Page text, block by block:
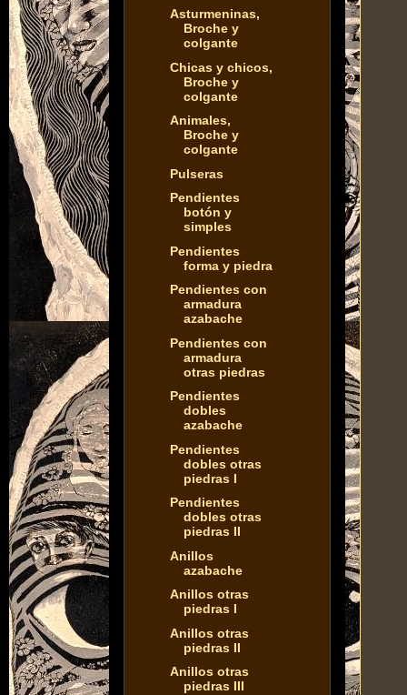
Asturmeninas,
Broche y
colgante
Chicas y chicos,
Broche y
colgante
Animales,
Broche y
colgante
Pulseras
Pendientes
botón y
simples
Pendientes
forma y piedra
Pendientes con
armadura
azabache
Pendientes con
armadura
otras piedras
Pendientes
dobles
azabache
Pendientes
dobles otras
piedras I
Pendientes
dobles otras
piedras II
Anillos
azabache
Anillos otras
piedras I
Anillos otras
piedras II
Anillos otras
piedras III